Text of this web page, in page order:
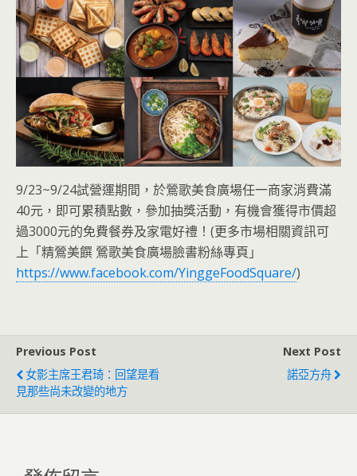
9/23~9/24試營運期間，於鶯歌美食廣場任一商家消費滿
40元，即可累積點數，參加抽獎活動，有機會獲得市價超
過3000元的免費餐券及家電好禮！(更多市場相關資訊可
上「精鶯美饌 鶯歌美食廣場臉書粉絲專頁」
https://www.facebook.com/YinggeFoodSquare/)
Previous Post
女影主席王君琦：回望是看
見那些尚未改變的地方
Next Post
諾亞方舟